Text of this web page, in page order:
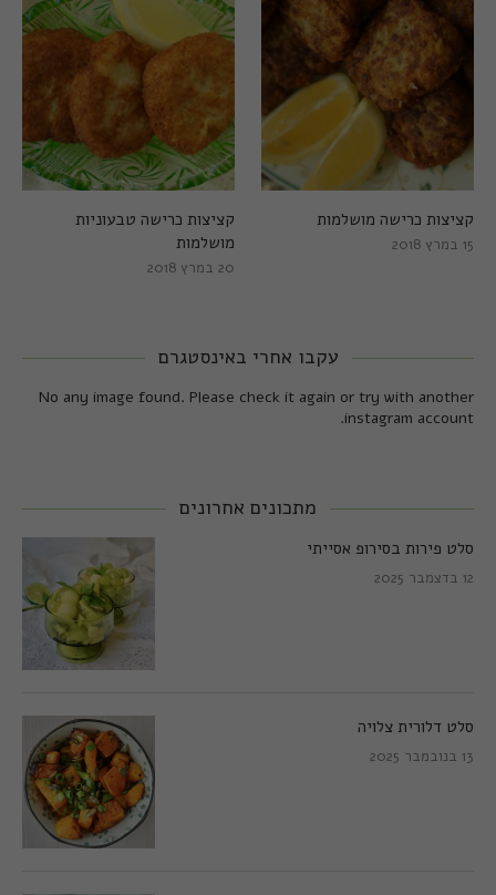
קציצות כרישה טבעוניות
מושלמות
20 במרץ 2018
קציצות כרישה מושלמות
15 במרץ 2018
עקבו אחרי באינסטגרם
No any image found. Please check it again or try with another
instagram account.
מתכונים אחרונים
סלט פירות בסירופ אסייתי
12 בדצמבר 2025
סלט דלורית צלויה
13 בנובמבר 2025